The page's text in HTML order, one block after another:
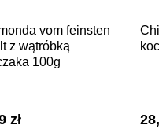
z wątróbką
100g
zł
chico drapak karton z